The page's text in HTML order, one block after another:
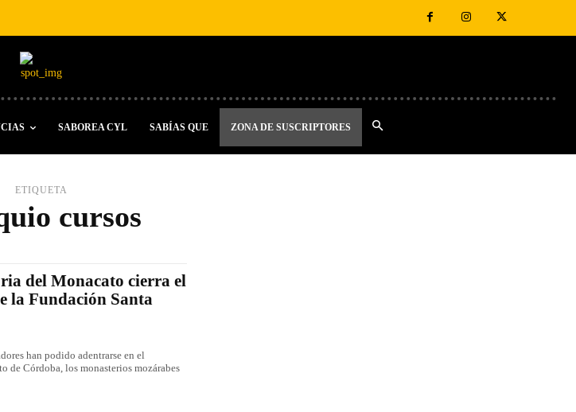
SABOREA CYL SABÍAS QUE ZONA DE SUSCRIPTORES
ETIQUETA
cursos
del Monacato cierra el
la Fundación Santa
han podido adentrarse en el
de Córdoba, los monasterios mozárabes